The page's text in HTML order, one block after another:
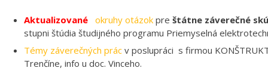
Aktualizované okruhy otázok pre štátne záverečné
stupni štúdia študijného programu Priemyselná
Témy záverečných prác v poslupráci s firmou
Trenčíne, info u doc. Vinceho.